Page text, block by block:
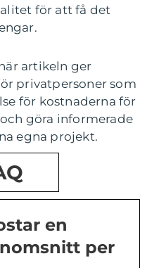
för att få det
artikeln ger
privatpersoner som
för kostnaderna för
göra informerade
egna projekt.
en
per